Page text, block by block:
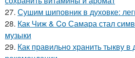
27. Сушим шиповник в духовке:
28. Как Чиж & Co Самара стал
музыки
29. Как правильно хранить тыкву в